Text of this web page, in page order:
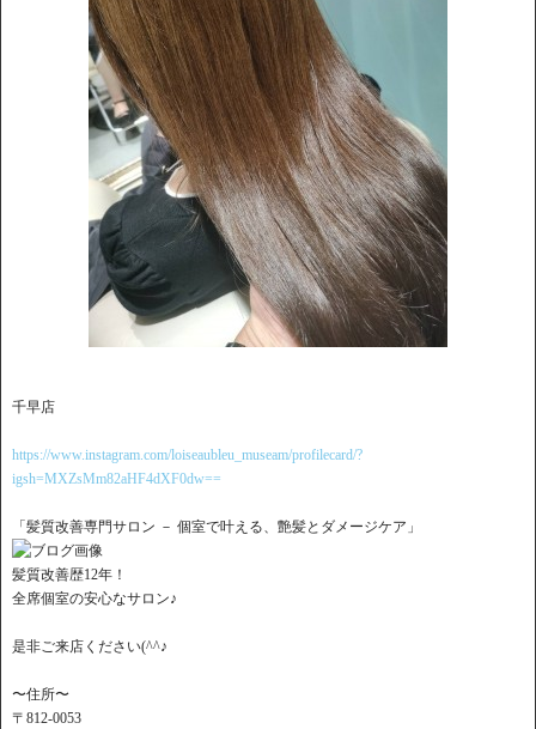
千早店
https://www.instagram.com/loiseaubleu_museam/profilecard/?
igsh=MXZsMm82aHF4dXF0dw==
「髪質改善専門サロン － 個室で叶える、艶髪とダメージケア」
髪質改善歴12年！
全席個室の安心なサロン♪
是非ご来店ください(^^♪
〜住所〜
〒812-0053